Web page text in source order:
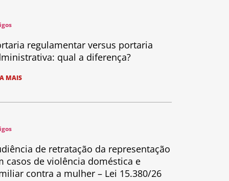
regulamentar versus portaria
qual a diferença?
MAIS
de retratação da representação
casos de violência doméstica e
contra a mulher – Lei 15.380/26